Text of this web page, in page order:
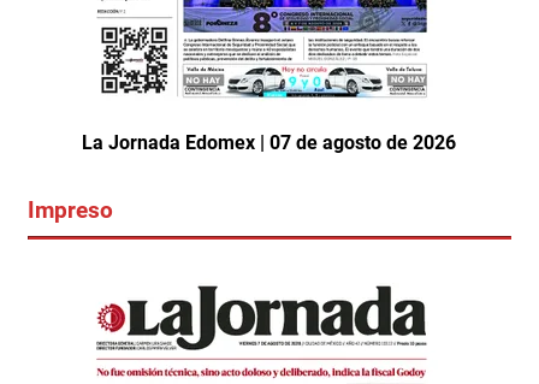
La Jornada Edomex | 07 de agosto de 2026
Impreso